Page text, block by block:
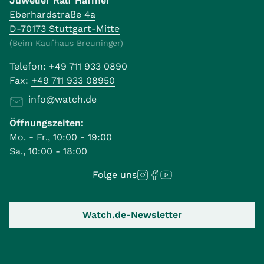
Eberhardstraße 4a
D-70173 Stuttgart-Mitte
(Beim Kaufhaus Breuninger)
Telefon: +49 711 933 0890
Fax: +49 711 933 08950
info@watch.de
Öffnungszeiten:
Mo. - Fr., 10:00 - 19:00
Sa., 10:00 - 18:00
Folge uns
Watch.de-Newsletter